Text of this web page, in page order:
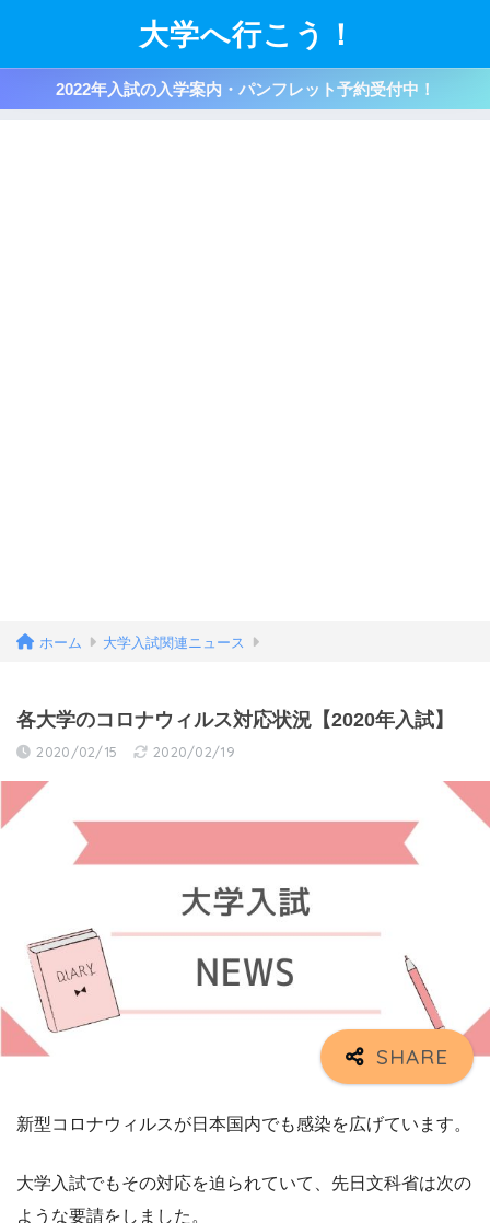
大学へ行こう！
2022年入試の入学案内・パンフレット予約受付中！
ホーム 大学入試関連ニュース
各大学のコロナウィルス対応状況【2020年入試】
2020/02/15 2020/02/19
新型コロナウィルスが日本国内でも感染を広げています。
大学入試でもその対応を迫られていて、先日文科省は次の
ような要請をしました。